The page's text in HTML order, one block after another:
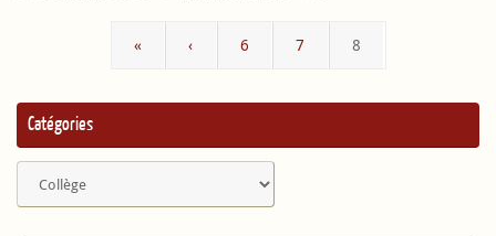
« ‹ 6 7 8
Catégories